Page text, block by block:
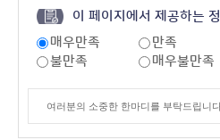
이 페이지에서 제공하는
매우만족
만족
불만족
매우불만족